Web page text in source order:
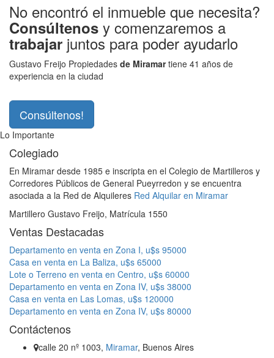
No encontró el inmueble que necesita?
Consúltenos y comenzaremos a
trabajar juntos para poder ayudarlo
Gustavo Freijo Propiedades de Miramartiene 41 años de
experiencia en la ciudad
Consúltenos!
Lo Importante
Colegiado
En Miramar desde 1985 e inscripta en el Colegio de Martilleros y
Corredores Públicos de General Pueyrredon y se encuentra
asociada a la Red de Alquileres Red Alquilar en Miramar
Martillero Gustavo Freijo, Matrícula 1550
Ventas Destacadas
Departamento en venta en Zona I, u$s 95000
Casa en venta en La Baliza, u$s 65000
Lote o Terreno en venta en Centro, u$s 60000
Departamento en venta en Zona IV, u$s 38000
Casa en venta en Las Lomas, u$s 120000
Departamento en venta en Zona IV, u$s 80000
Contáctenos
calle 20 nº 1003, Miramar, Buenos Aires